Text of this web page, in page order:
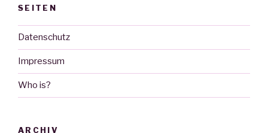
SEITEN
Datenschutz
Impressum
Who is?
ARCHIV